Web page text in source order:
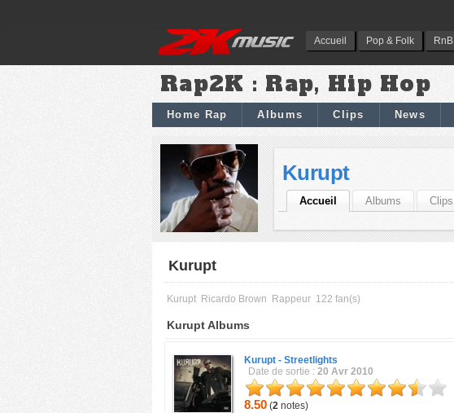
Accueil Pop & Folk RnB
Rap2K : Rap, Hip Hop
Home Rap Albums Clips News
Kurupt
Accueil Albums Clips
Kurupt
Kurupt Ricardo Brown Rappeur 122 fan(s)
Kurupt Albums
Kurupt - Streetlights
Date de sortie : 20 Avr 2010
8.50 (2 notes)